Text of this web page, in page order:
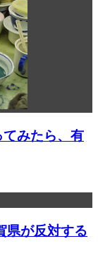
みたら、有
県が反対する